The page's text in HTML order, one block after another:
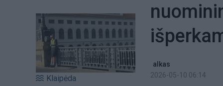
Klaipėda
alkas
2026-05-10 06:14